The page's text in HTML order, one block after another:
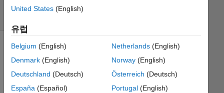
solvers
some
basic
United States (English)
유럽
Belgium (English)
Denmark (English)
Deutschland (Deutsch)
España (Español)
Netherlands(English)
Norway(English)
Österreich (Deutsch)
Portugal(English)